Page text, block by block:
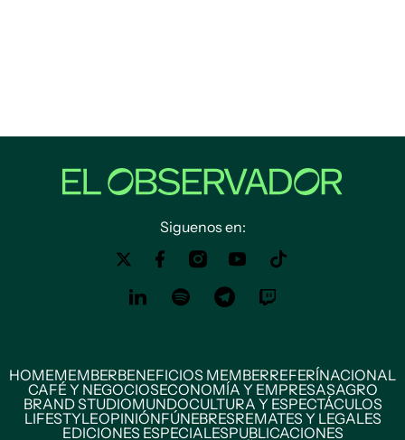
Siguenos en:
HOMEMEMBERBENEFICIOS MEMBERREFERÍNACIONAL
CAFÉ Y NEGOCIOSECONOMÍA Y EMPRESASAGRO
BRAND STUDIOMUNDOCULTURA Y ESPECTÁCULOS
LIFESTYLEOPINIÓNFÚNEBRESREMATES Y LEGALES
EDICIONES ESPECIALESPUBLICACIONES